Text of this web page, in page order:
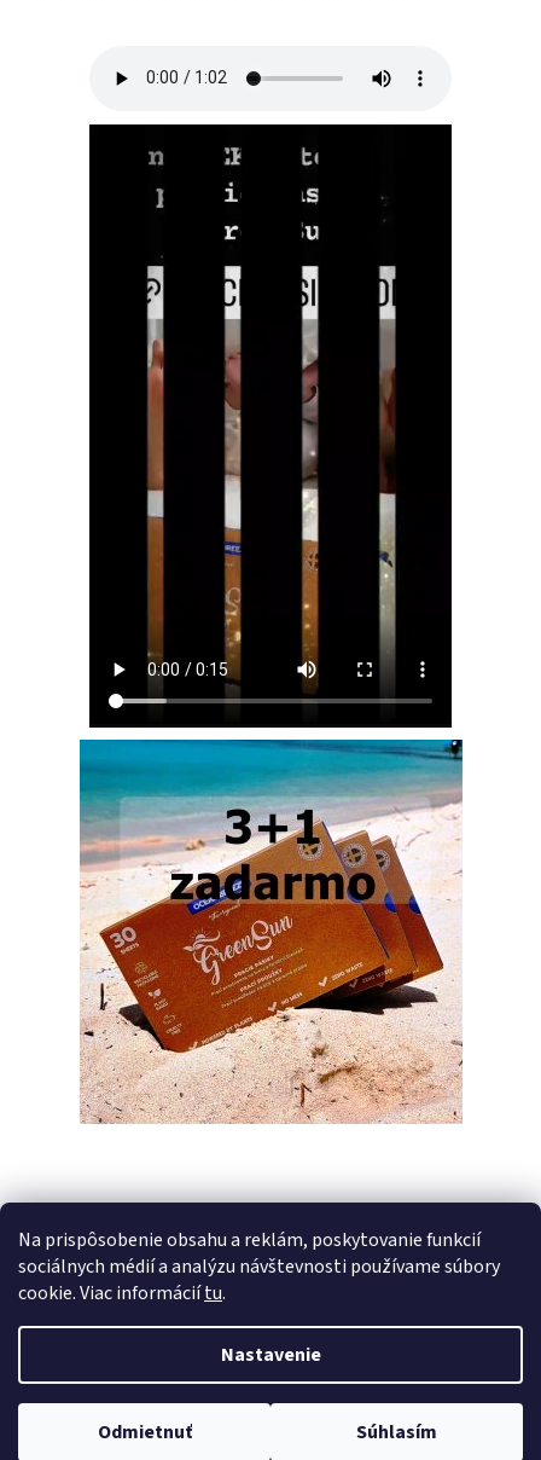
Na prispôsobenie obsahu a reklám, poskytovanie funkcií
sociálnych médií a analýzu návštevnosti používame súbory
cookie. Viac informáciítu.
Nastavenie
Odmietnuť Súhlasím
PREDCHÁDZAJÚCI ČLÁNOK
Copyright 2026Pracie pásiky GreenSun. Všetky práva vyhradené.
Upraviť nastavenie cookies